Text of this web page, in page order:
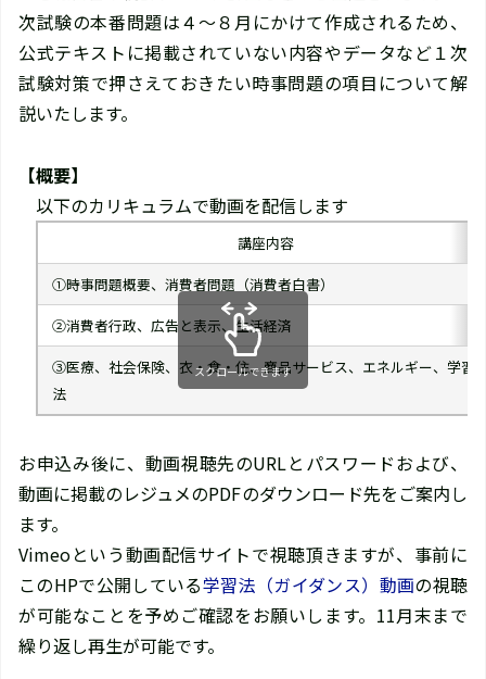
次試験の本番問題は４～８月にかけて作成されるため、
公式テキストに掲載されていない内容やデータなど１次
試験対策で押さえておきたい時事問題の項目について解
説いたします。
【概要】
以下のカリキュラムで動画を配信します
講座内容
①時事問題概要、消費者問題（消費者白書）
②消費者行政、広告と表示、生活経済
③医療、社会保険、衣・食・住、商品サービス、エネルギー、学習
法
スクロールできます
お申込み後に、動画視聴先のURLとパスワードおよび、
動画に掲載のレジュメのPDFのダウンロード先をご案内し
ます。
Vimeoという動画配信サイトで視聴頂きますが、事前に
このHPで公開している学習法（ガイダンス）動画の視聴
が可能なことを予めご確認をお願いします。11月末まで
繰り返し再生が可能です。